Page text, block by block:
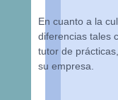
En cuanto a la
diferencias tales
tutor de
su empresa.